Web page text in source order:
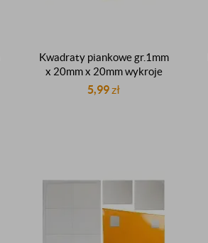
Kwadraty piankowe gr.1mm
x 20mm x 20mm wykroje
samoprzylepne klejące
5,99zł